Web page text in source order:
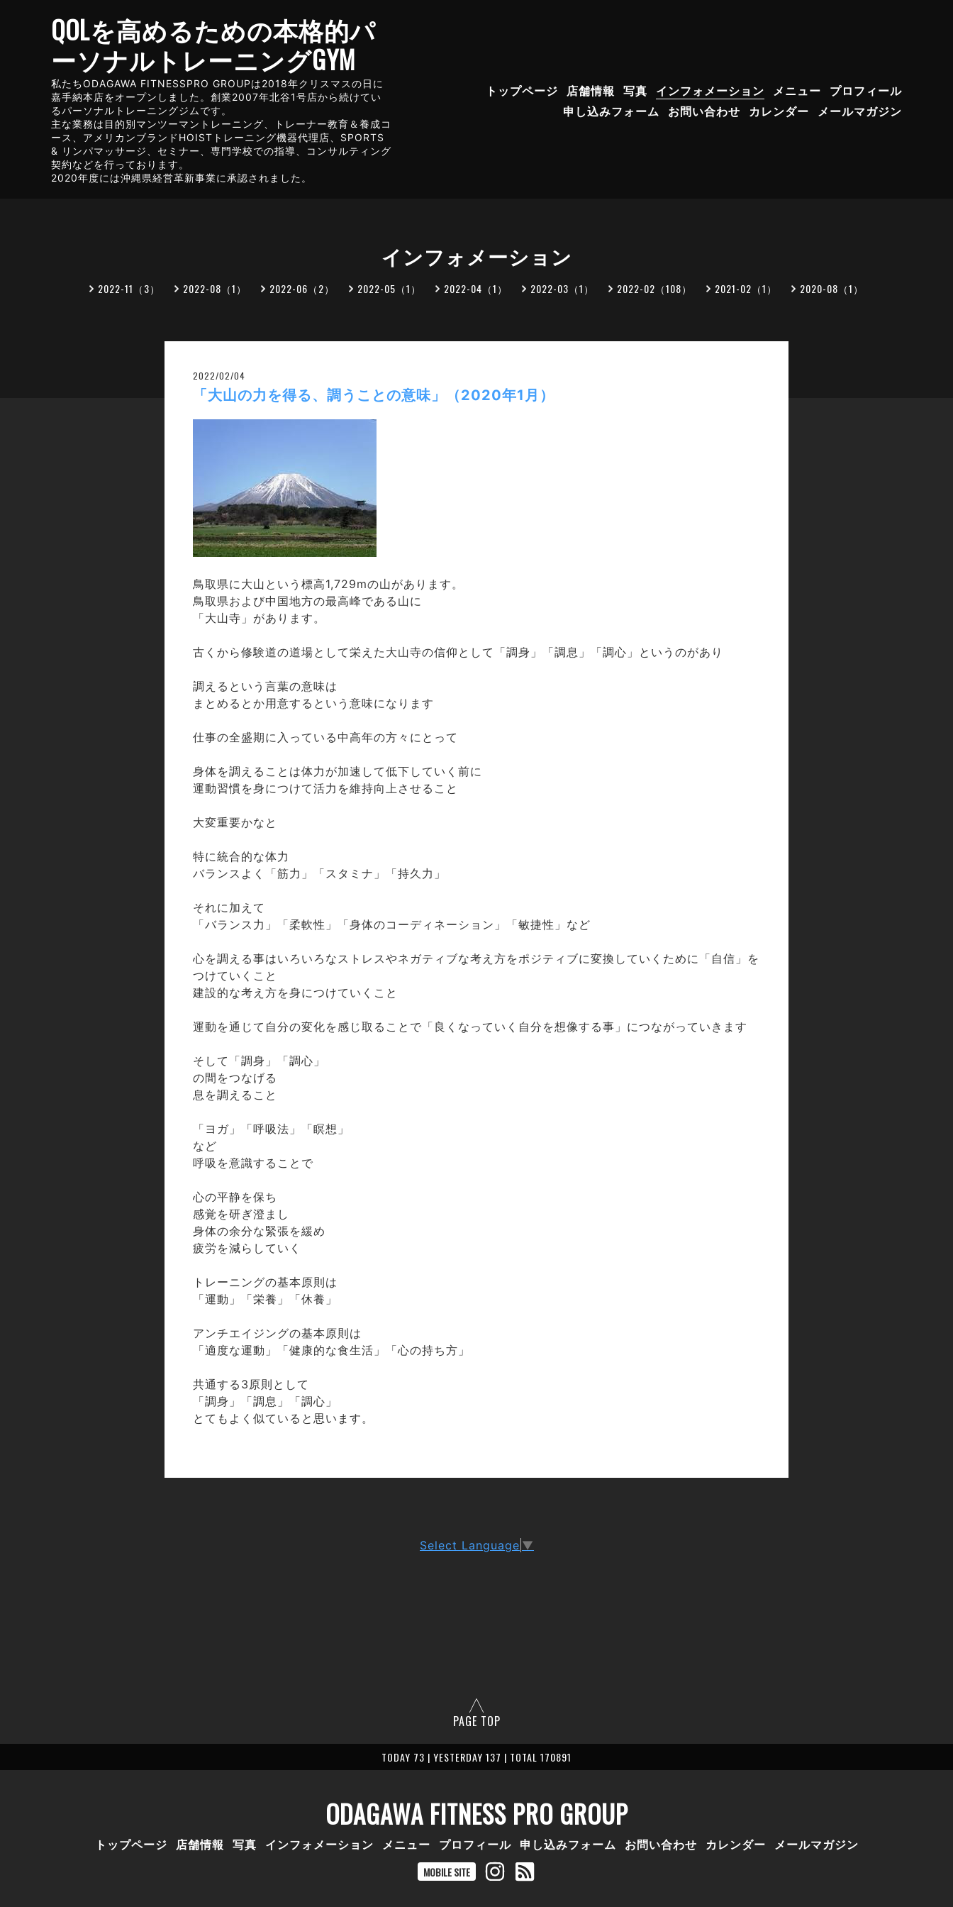
QOLを高めるための本格的パ
ーソナルトレーニングGYM
私たちODAGAWA FITNESSPRO GROUPは2018年クリスマスの日に
嘉手納本店をオープンしました。創業2007年北谷1号店から続けてい
るパーソナルトレーニングジムです。
主な業務は目的別マンツーマントレーニング、トレーナー教育＆養成コ
ース、アメリカンブランドHOISTトレーニング機器代理店、SPORTS
& リンパマッサージ、セミナー、専門学校での指導、コンサルティング
契約などを行っております。
2020年度には沖縄県経営革新事業に承認されました。
トップページ 店舗情報 写真 インフォメーション メニュー プロフィール
申し込みフォーム
お問い合わせ カレンダー メールマガジン
インフォメーション
2022-11（3） 2022-08（1） 2022-06（2） 2022-05（1） 2022-04（1） 2022-03（1） 2022-02（108） 2021-02（1） 2020-08（1）
2022/02/04
「大山の力を得る、調うことの意味」（2020年1月）
鳥取県に大山という標高1,729mの山があります。
鳥取県および中国地方の最高峰である山に
「大山寺」があります。
古くから修験道の道場として栄えた大山寺の信仰として「調身」「調息」「調心」というのがあり
調えるという言葉の意味は
まとめるとか用意するという意味になります
仕事の全盛期に入っている中高年の方々にとって
身体を調えることは体力が加速して低下していく前に
運動習慣を身につけて活力を維持向上させること
大変重要かなと
特に統合的な体力
バランスよく「筋力」「スタミナ」「持久力」
それに加えて
「バランス力」「柔軟性」「身体のコーディネーション」「敏捷性」など
心を調える事はいろいろなストレスやネガティブな考え方をポジティブに変換していくために「自信」を
つけていくこと
建設的な考え方を身につけていくこと
運動を通じて自分の変化を感じ取ることで「良くなっていく自分を想像する事」につながっていきます
そして「調身」「調心」
の間をつなげる
息を調えること
「ヨガ」「呼吸法」「瞑想」
など
呼吸を意識することで
心の平静を保ち
感覚を研ぎ澄まし
身体の余分な緊張を緩め
疲労を減らしていく
トレーニングの基本原則は
「運動」「栄養」「休養」
アンチエイジングの基本原則は
「適度な運動」「健康的な食生活」「心の持ち方」
共通する 3原則として
「調身」「調息」「調心」
とてもよく似ていると思います。
Select Language ▼
PAGE TOP
TODAY 73 | YESTERDAY 137 | TOTAL 170891
ODAGAWA FITNESS PRO GROUP
トップページ 店舗情報 写真 インフォメーション メニュー プロフィール 申し込みフォーム お問い合わせ カレンダー メールマガジン
MOBILE SITE